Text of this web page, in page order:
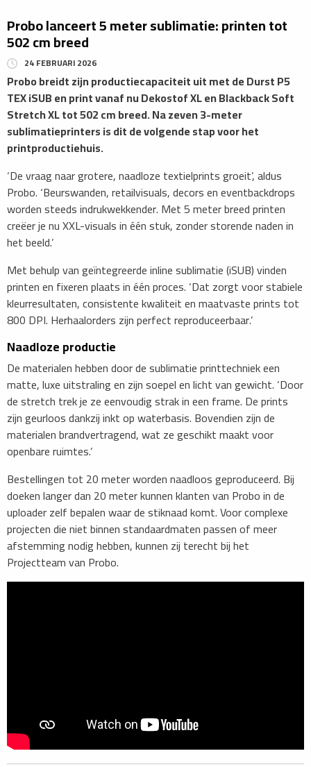
Probo lanceert 5 meter sublimatie: printen tot
502 cm breed
24 FEBRUARI 2026
​Probo breidt zijn productiecapaciteit uit met de Durst P5
TEX iSUB en print vanaf nu Dekostof XL en Blackback Soft
Stretch XL tot 502 cm breed. Na zeven 3-meter
sublimatieprinters is dit de volgende stap voor het
printproductiehuis.
​‘De vraag naar grotere, naadloze textielprints groeit’, aldus
Probo. ‘Beurswanden, retailvisuals, decors en eventbackdrops
worden steeds indrukwekkender. Met 5 meter breed printen
creëer je nu XXL-visuals in één stuk, zonder storende naden in
het beeld.’
Met behulp van geïntegreerde inline sublimatie (iSUB) vinden
printen en fixeren plaats in één proces. ‘Dat zorgt voor stabiele
kleurresultaten, consistente kwaliteit en maatvaste prints tot
800 DPI. Herhaalorders zijn perfect reproduceerbaar.’
Naadloze productie
​De materialen hebben door de sublimatie printtechniek een
matte, luxe uitstraling en zijn soepel en licht van gewicht. ‘Door
de stretch trek je ze eenvoudig strak in een frame. De prints
zijn geurloos dankzij inkt op waterbasis. Bovendien zijn de
materialen brandvertragend, wat ze geschikt maakt voor
openbare ruimtes.’
Bestellingen tot 20 meter worden naadloos geproduceerd. Bij
doeken langer dan 20 meter kunnen klanten van Probo in de
uploader zelf bepalen waar de stiknaad komt. Voor complexe
projecten die niet binnen standaardmaten passen of meer
afstemming nodig hebben, kunnen zij terecht bij het
Projectteam van Probo.